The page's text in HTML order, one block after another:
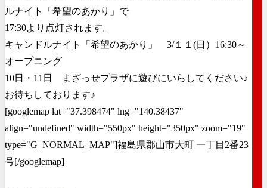
ルナイト「希望のあかり」で
17:30より点灯されます。
キャンドルナイト「希望のあかり」 3/１１(日）16:30～
オープニング
10日・11日 まざっせプラザに遊びにいらしてください♪
お待ちしております♪
[googlemap lat="37.398474" lng="140.38437"
align="undefined" width="550px" height="350px" zoom="19"
type="G_NORMAL_MAP"]福島県郡山市大町 一丁目2番23
号[/googlemap]